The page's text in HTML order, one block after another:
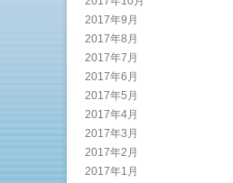
2017年9月
2017年8月
2017年7月
2017年6月
2017年5月
2017年4月
2017年3月
2017年2月
2017年1月